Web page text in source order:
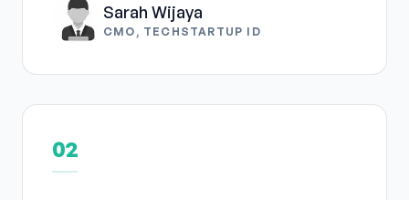
Sarah Wijaya
CMO, TECHSTARTUP ID
02